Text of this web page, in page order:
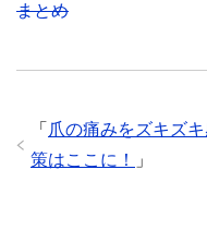
まとめ
「 爪の痛みをズキズ
策はここに！
」